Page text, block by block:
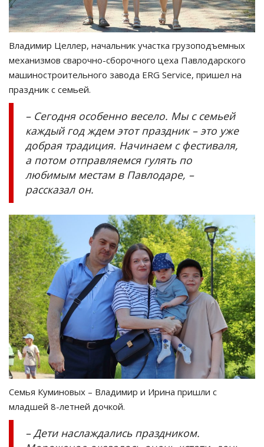
Владимир Целлер, начальник участка грузоподъемных
механизмов сварочно-сборочного цеха Павлодарского
машиностроительного завода ERG Service, пришел на
праздник с семьей.
– Сегодня особенно весело. Мы с семьей
каждый год ждем этот праздник – это уже
добрая традиция. Начинаем с фестиваля,
а потом отправляемся гулять по
любимым местам в Павлодаре, –
рассказал он.
Семья Куминовых – Владимир и Ирина пришли с
младшей 8-летней дочкой.
– Дети наслаждались праздником.